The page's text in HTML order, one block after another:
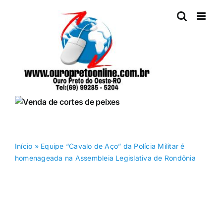
Início » Equipe “Cavalo de Aço” da Polícia Militar é
homenageada na Assembleia Legislativa de Rondônia